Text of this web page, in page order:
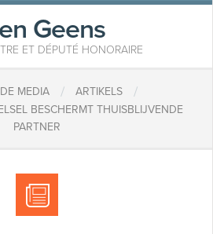
Geens
ET DÉPUTÉ HONORAIRE
MEDIA / ARTIKELS /
BESCHERMT THUISBLIJVENDE
PARTNER